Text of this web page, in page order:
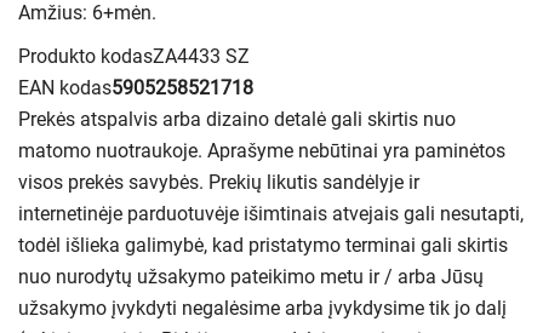
Amžius: 6+mėn.
Produkto kodasZA4433 SZ
EAN kodas5905258521718
Prekės atspalvis arba dizaino detalė gali skirtis nuo
matomo nuotraukoje. Aprašyme nebūtinai yra paminėtos
visos prekės savybės. Prekių likutis sandėlyje ir
internetinėje parduotuvėje išimtinais atvejais gali nesutapti,
todėl išlieka galimybė, kad pristatymo terminai gali skirtis
nuo nurodytų užsakymo pateikimo metu ir / arba Jūsų
užsakymo įvykdyti negalėsime arba įvykdysime tik jo dalį